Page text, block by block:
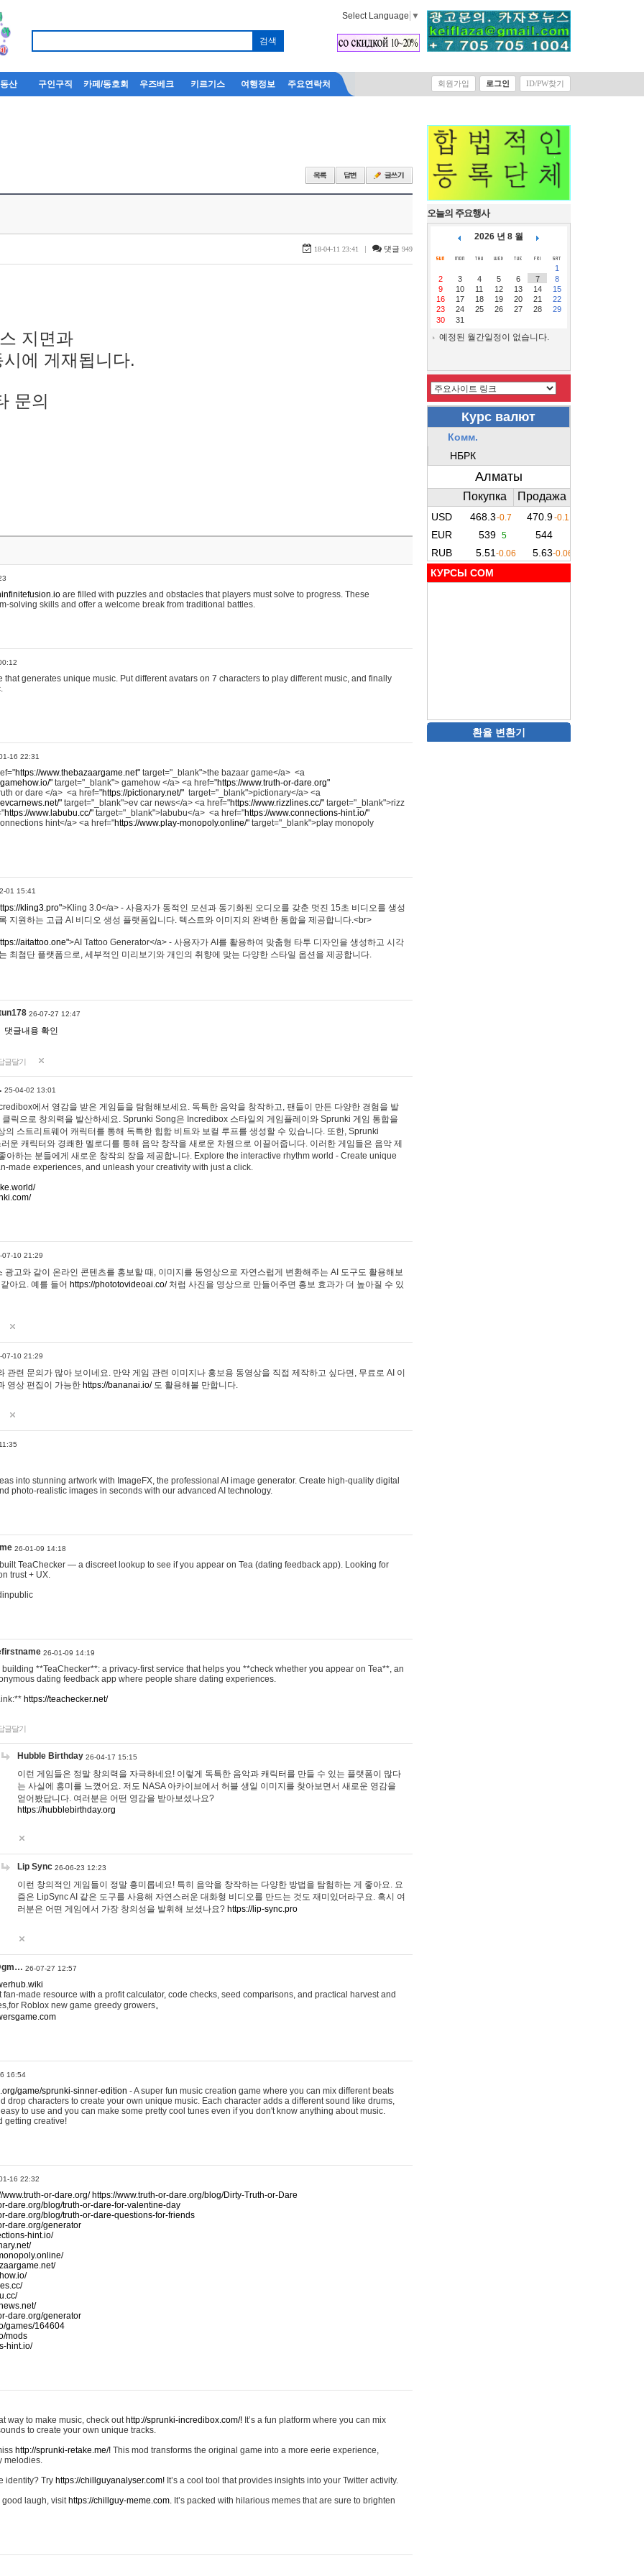
Select Language ▼
산 구인구직 카페/동호회 우즈베크 키르기스 여행정보 주요연락처 회원가입 로그인 ID/PW찾기
18-04-11 23:41 | 댓글 949
지면과
에 게재됩니다.
문의
are filled with puzzles and obstacles that players must solve to progress. These
solving skills and offer a welcome break from traditional battles.
that generates unique music. Put different avatars on 7 characters to play different music, and finally
16 22:31
https://www.thebazaargame.net" target="_blank">the bazaar game</a> <a
" target="_blank"> gamehow </a> <a href="https://www.truth-or-dare.org"
or dare </a> <a href="https://pictionary.net/" target="_blank">pictionary</a> <a
" target="_blank">ev car news</a> <a href="https://www.rizzlines.cc/" target="_blank">rizz
https://www.labubu.cc/" target="_blank">labubu</a> <a href="https://www.connections-hint.io/"
hint</a> <a href="https://www.play-monopoly.online/" target="_blank">play monopoly
01 15:41
kling3.pro">Kling 3.0</a> - 사용자가 동적인 모션과 동기화된 오디오를 갖춘 멋진 15초 비디오를 생성
지원하는 고급 AI 비디오 생성 플랫폼입니다. 텍스트와 이미지의 완벽한 통합을 제공합니다.<br>
aitattoo.one">AI Tattoo Generator</a> - 사용자가 AI를 활용하여 맞춤형 타투 디자인을 생성하고 시각
최첨단 플랫폼으로, 세부적인 미리보기와 개인의 취향에 맞는 다양한 스타일 옵션을 제공합니다.
26-07-27 12:47
댓글내용 확인
글달기
25-04-02 13:01
에서 영감을 받은 게임들을 탐험해보세요. 독특한 음악을 창작하고, 팬들이 만든 다양한 경험을 발
클릭으로 창의력을 발산하세요. Sprunki Song은 Incredibox 스타일의 게임플레이와 Sprunki 게임 통합을
의 스트리트웨어 캐릭터를 통해 독특한 힙합 비트와 보컬 루프를 생성할 수 있습니다. 또한, Sprunki
운 캐릭터와 경쾌한 멜로디를 통해 음악 창작을 새로운 차원으로 이끌어줍니다. 이러한 게임들은 음악 제
아하는 분들에게 새로운 창작의 장을 제공합니다. Explore the interactive rhythm world - Create unique
made experiences, and unleash your creativity with just a click.
07-10 21:29
광고와 같이 온라인 콘텐츠를 홍보할 때, 이미지를 동영상으로 자연스럽게 변환해주는 AI 도구도 활용해보
아요. 예를 들어 https://phototovideoai.co/처럼 사진을 영상으로 만들어주면 홍보 효과가 더 높아질 수 있
07-10 21:29
관련 문의가 많아 보이네요. 만약 게임 관련 이미지나 홍보용 동영상을 직접 제작하고 싶다면, 무료로 AI 이
영상 편집이 가능한 https://bananai.io/도 활용해볼 만합니다.
into stunning artwork with ImageFX, the professional AI image generator. Create high-quality digital
photo-realistic images in seconds with our advanced AI technology.
26-01-09 14:18
TeaChecker — a discreet lookup to see if you appear on Tea (dating feedback app). Looking for
trust + UX.
26-01-09 14:19
building **TeaChecker**: a privacy-first service that helps you **check whether you appear on Tea**, an
dating feedback app where people share dating experiences.
https://teachecker.net/
글달기
Hubble Birthday 26-04-17 15:15
이런 게임들은 정말 창의력을 자극하네요! 이렇게 독특한 음악과 캐릭터를 만들 수 있는 플랫폼이 많다
는 사실에 흥미를 느꼈어요. 저도 NASA 아카이브에서 허블 생일 이미지를 찾아보면서 새로운 영감을
얻어봤답니다. 여러분은 어떤 영감을 받아보셨나요?
https://hubblebirthday.org
Lip Sync 26-06-23 12:23
이런 창의적인 게임들이 정말 흥미롭네요! 특히 음악을 창작하는 다양한 방법을 탐험하는 게 좋아요. 요
즘은 LipSync AI 같은 도구를 사용해 자연스러운 대화형 비디오를 만드는 것도 재미있더라구요. 혹시 여
러분은 어떤 게임에서 가장 창의성을 발휘해 보셨나요? https://lip-sync.pro
26-07-27 12:57
made resource with a profit calculator, code checks, seed comparisons, and practical harvest and
Roblox new game greedy growers。
16:54
game/sprunki-sinner-edition - A super fun music creation game where you can mix different beats
drop characters to create your own unique music. Each character adds a different sound like drums,
to use and you can make some pretty cool tunes even if you don't know anything about music.
getting creative!
16 22:32
www.truth-or-dare.org/ https://www.truth-or-dare.org/blog/Dirty-Truth-or-Dare
dare.org/blog/truth-or-dare-for-valentine-day
dare.org/blog/truth-or-dare-questions-for-friends
dare.org/generator
hint.io/
dare.org/generator
games/164604
mods
hint.io/
way to make music, check out http://sprunki-incredibox.com/! It’s a fun platform where you can mix
to create your own unique tracks.
http://sprunki-retake.me/! This mod transforms the original game into a more eerie experience,
melodies.
identity? Try https://chillguyanalyser.com! It’s a cool tool that provides insights into your Twitter activity.
good laugh, visit https://chillguy-meme.com. It’s packed with hilarious memes that are sure to brighten
오늘의 주요행사
2026 년 8 월
1
2
3 4 5 6 7
8
9
10 11 12 13 14
15
16
17 18 19 20 21
22
23
24 25 26 27 28
29
30
31
예정된 월간일정이 없습니다.
КУРСЫ COM
환율 변환기